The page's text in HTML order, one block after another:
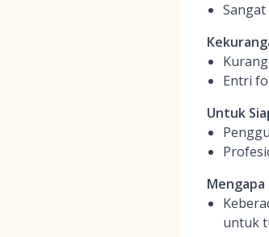
Entri
Untuk
Mengapa
untuk